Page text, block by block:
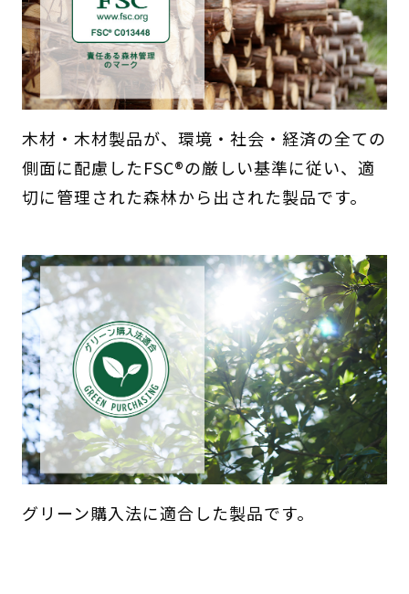
木材・木材製品が、環境・社会・経済の全ての
側面に配慮したFSC®の厳しい基準に従い、適
切に管理された森林から出された製品です。
グリーン購入法に適合した製品です。